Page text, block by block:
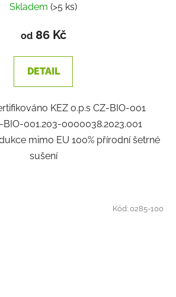
Skladem (>5 ks)
od86 Kč
DETAIL
KEZ o.p.s CZ-BIO-001
BIO-001.203-0000038.2023.001
mimo EU 100% přírodní šetrné
sušení
Kód:0285-100